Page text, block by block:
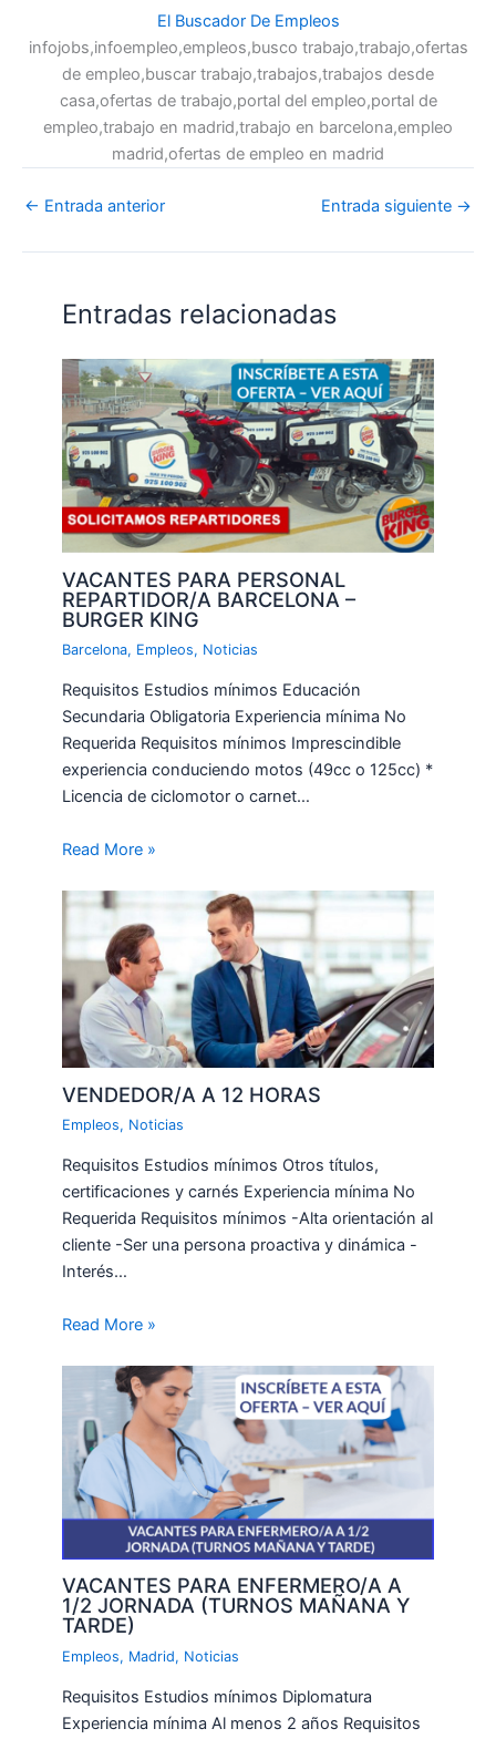
El Buscador De Empleos
infojobs,infoempleo,empleos,busco trabajo,trabajo,ofertas
de empleo,buscar trabajo,trabajos,trabajos desde
casa,ofertas de trabajo,portal del empleo,portal de
empleo,trabajo en madrid,trabajo en barcelona,empleo
madrid,ofertas de empleo en madrid
← Entrada anterior Entrada siguiente →
Entradas relacionadas
VACANTES PARA PERSONAL
REPARTIDOR/A BARCELONA –
BURGER KING
Barcelona, Empleos, Noticias
Requisitos Estudios mínimos Educación
Secundaria Obligatoria Experiencia mínima No
Requerida Requisitos mínimos Imprescindible
experiencia conduciendo motos (49cc o 125cc) *
Licencia de ciclomotor o carnet…
Read More »
VENDEDOR/A A 12 HORAS
Empleos, Noticias
Requisitos Estudios mínimos Otros títulos,
certificaciones y carnés Experiencia mínima No
Requerida Requisitos mínimos -Alta orientación al
cliente -Ser una persona proactiva y dinámica -
Interés…
Read More »
VACANTES PARA ENFERMERO/A A
1/2 JORNADA (TURNOS MAÑANA Y
TARDE)
Empleos, Madrid, Noticias
Requisitos Estudios mínimos Diplomatura
Experiencia mínima Al menos 2 años Requisitos